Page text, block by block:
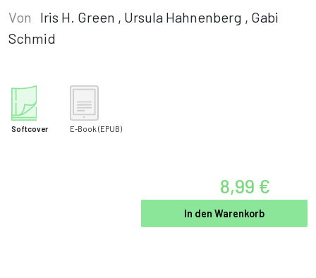
Von Iris H. Green , Ursula Hahnenberg , Gabi
Schmid
Softcover E-Book (EPUB)
8,99 €
In den Warenkorb